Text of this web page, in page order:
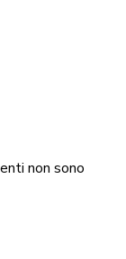
non sono